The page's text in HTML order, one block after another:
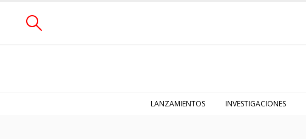
LANZAMIENTOS INVESTIGACIONES